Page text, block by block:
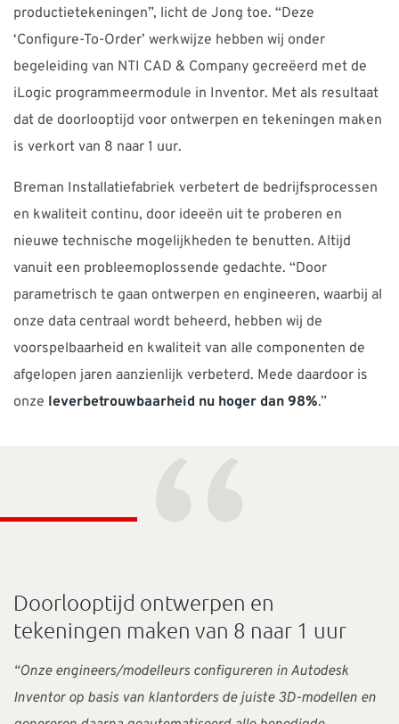
productietekeningen”, licht de Jong toe. “Deze
‘Configure-To-Order’ werkwijze hebben wij onder
begeleiding van NTI CAD & Company gecreëerd met de
iLogic programmeermodule in Inventor. Met als resultaat
dat de doorlooptijd voor ontwerpen en tekeningen maken
is verkort van 8 naar 1 uur.
Breman Installatiefabriek verbetert de bedrijfsprocessen
en kwaliteit continu, door ideeën uit te proberen en
nieuwe technische mogelijkheden te benutten. Altijd
vanuit een probleemoplossende gedachte. “Door
parametrisch te gaan ontwerpen en engineeren, waarbij al
onze data centraal wordt beheerd, hebben wij de
voorspelbaarheid en kwaliteit van alle componenten de
afgelopen jaren aanzienlijk verbeterd. Mede daardoor is
onze leverbetrouwbaarheid nu hoger dan 98%.”
“
Doorlooptijd ontwerpen en
tekeningen maken van 8 naar 1 uur
“Onze engineers/modelleurs configureren in Autodesk
Inventor op basis van klantorders de juiste 3D-modellen en